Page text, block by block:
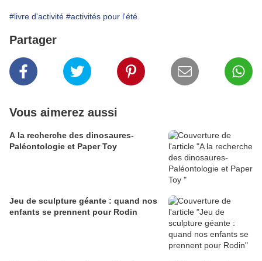
#livre d'activité #activités pour l'été
Partager
Vous aimerez aussi
A la recherche des dinosaures-
Paléontologie et Paper Toy
Jeu de sculpture géante : quand nos
enfants se prennent pour Rodin